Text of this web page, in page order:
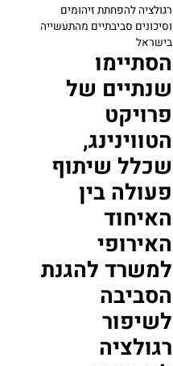
רגולציה להפחתת זיהומים
וסיכונים סביבתיים מהתעשייה
בישראל
הסתיימו
שנתיים של
פרויקט
הטווינינג,
שכלל שיתוף
פעולה בין
האיחוד
האירופי
למשרד להגנת
הסביבה
לשיפור
רגולציה